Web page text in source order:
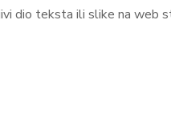
dio teksta ili slike na web